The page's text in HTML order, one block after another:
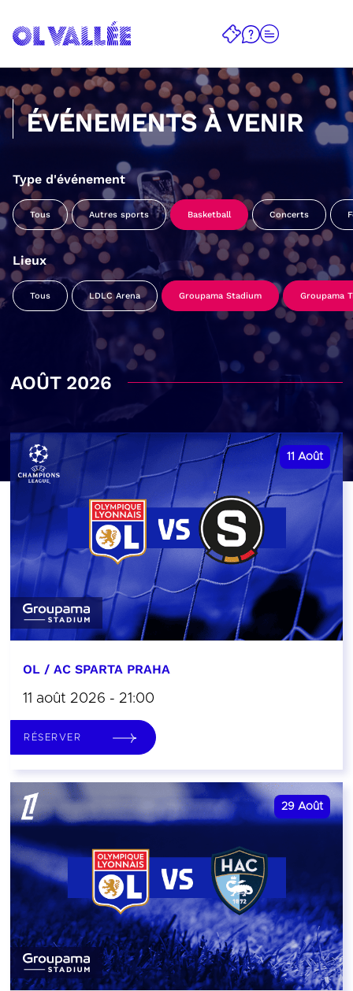
ÉVÉNEMENTS À VENIR
Type d'événement
Tous Autres sports Basketball Concerts
Lieux
Tous LDLC Arena Groupama Stadium Groupama
AOÛT 2026
11 Août
OL / AC SPARTA PRAHA
11 août 2026 - 21:00
RÉSERVER
29 Août